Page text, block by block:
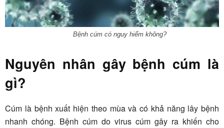
Bệnh cúm có nguy hiểm không?
Nguyên nhân gây bệnh cúm là
gì?
Cúm là bệnh xuất hiện theo mùa và có khả năng lây bệnh
nhanh chóng. Bệnh cúm do virus cúm gây ra khiến cho